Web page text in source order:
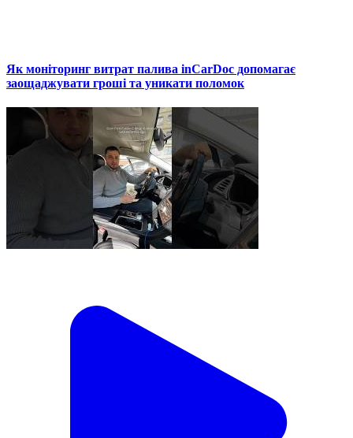
Як моніторинг витрат палива inCarDoc допомагає
заощаджувати гроші та уникати поломок